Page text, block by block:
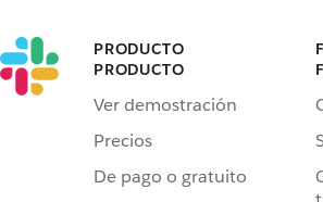
PRODUCTO
PRODUCTO
Ver demostración
Precios
De pago o gratuito